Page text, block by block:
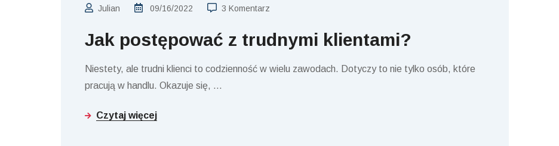
Julian 09/16/2022 3 Komentarz
Jak postępować z trudnymi klientami?
Niestety, ale trudni klienci to codzienność w wielu zawodach. Dotyczy to nie tylko osób, które
pracują w handlu. Okazuje się, …
Czytaj więcej